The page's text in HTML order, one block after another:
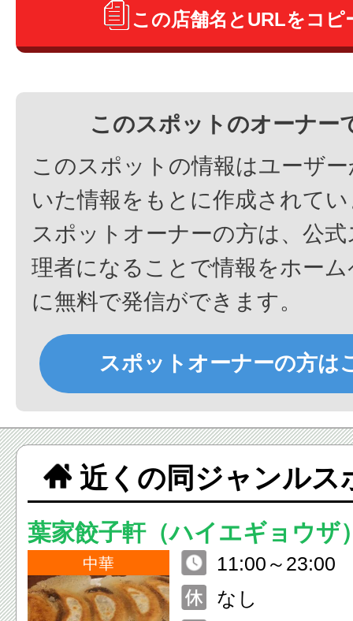
この店舗名とURLをコピ
このスポットのオーナー
このスポットの情報はユーザ
いた情報をもとに作成されて
スポットオーナーの方は、公
理者になることで情報をホー
に無料で発信ができます。
スポットオーナーの方は
近くの同ジャンルス
葉家餃子軒（ハイエギョウザ
中華
11:00～23:00
なし